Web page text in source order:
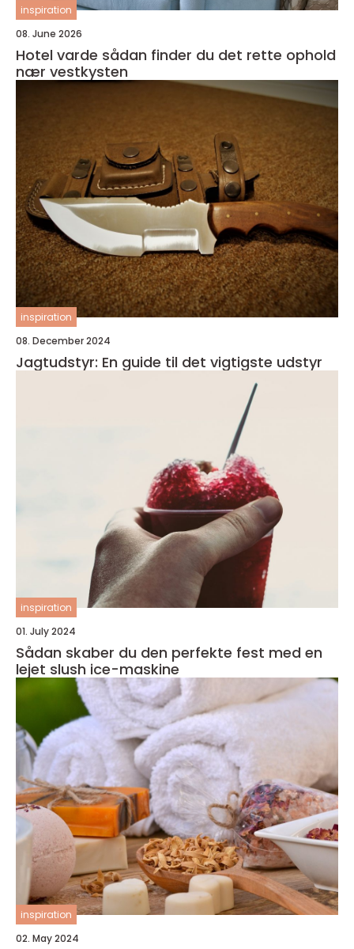
inspiration
08. June 2026
Hotel varde sådan finder du det rette ophold
nær vestkysten
inspiration
08. December 2024
Jagtudstyr: En guide til det vigtigste udstyr
inspiration
01. July 2024
Sådan skaber du den perfekte fest med en
lejet slush ice-maskine
inspiration
02. May 2024